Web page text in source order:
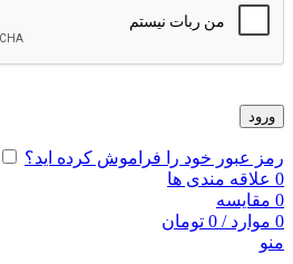
ورود
رمز عبور خود را فراموش کرده اید؟
0 علاقه مندی ها
0 مقایسه
0 موارد /
0 تومان
منو